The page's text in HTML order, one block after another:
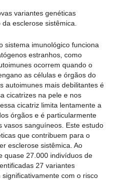
variantes genéticas
esclerose sistêmica.
sistema imunológico funciona
estranhos, como
ocorrem quando o
as células e órgãos do
autoimunes mais debilitantes é
cicatrizes na pele e nos
cicatriz limita lentamente a
órgãos e é particularmente
vasos sanguíneos. Este estudo
que contribuem para o
esclerose sistêmica. Ao
quase 27.000 indivíduos de
27 variantes
com o risco